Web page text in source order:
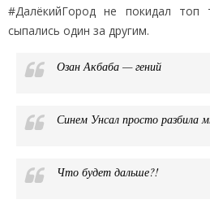
#ДалёкийГород не покидал топ
сыпались один за другим.
Озан Акбаба — гений
Синем Унсал просто разбила
Что будет дальше?!